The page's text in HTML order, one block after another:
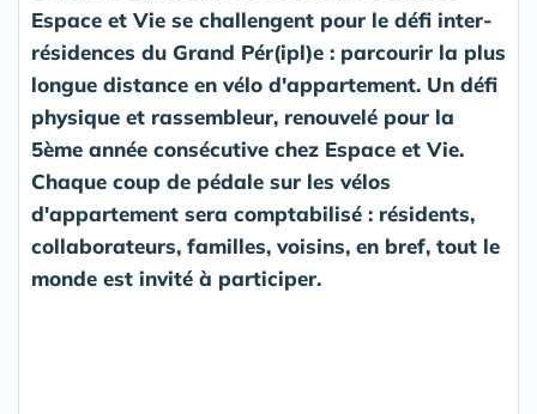
Espace et Vie se challengent pour le défi inter-
résidences du Grand Pér(ipl)e : parcourir la plus
longue distance en vélo d'appartement. Un défi
physique et rassembleur, renouvelé pour la
5ème année consécutive chez Espace et Vie.
Chaque coup de pédale sur les vélos
d'appartement sera comptabilisé : résidents,
collaborateurs, familles, voisins, en bref, tout le
monde est invité à participer.